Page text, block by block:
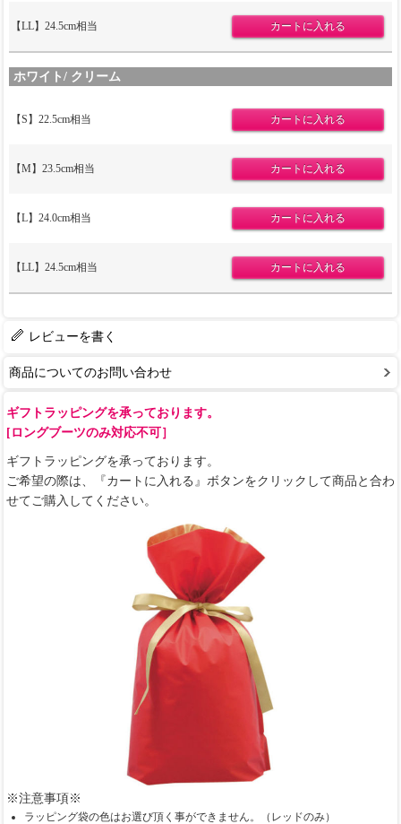
【LL】24.5cm相当
ホワイト/ クリーム
【S】22.5cm相当
【M】23.5cm相当
【L】24.0cm相当
【LL】24.5cm相当
レビューを書く
商品についてのお問い合わせ
ギフトラッピングを承っております。
[ロングブーツのみ対応不可］
ギフトラッピングを承っております。
ご希望の際は、『カートに入れる』ボタンをクリックして商品と合わ
せてご購入してください。
※注意事項※
ラッピング袋の色はお選び頂く事ができません。（レッドのみ）